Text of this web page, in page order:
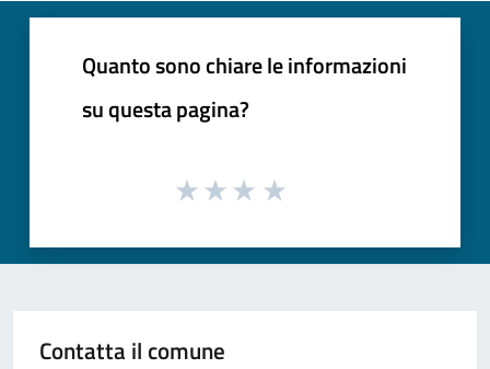
Quanto sono chiare le informazioni
su questa pagina?
Contatta il comune